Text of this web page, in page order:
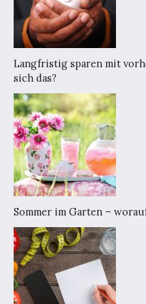
Langfristig sparen mit
sich das?
Sommer im Garten –